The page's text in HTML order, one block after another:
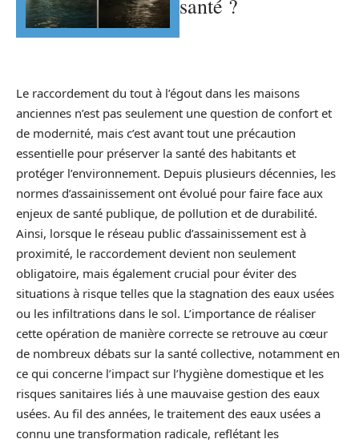
santé ?
Le raccordement du tout à l’égout dans les maisons
anciennes n’est pas seulement une question de confort et
de modernité, mais c’est avant tout une précaution
essentielle pour préserver la santé des habitants et
protéger l’environnement. Depuis plusieurs décennies, les
normes d’assainissement ont évolué pour faire face aux
enjeux de santé publique, de pollution et de durabilité.
Ainsi, lorsque le réseau public d’assainissement est à
proximité, le raccordement devient non seulement
obligatoire, mais également crucial pour éviter des
situations à risque telles que la stagnation des eaux usées
ou les infiltrations dans le sol. L’importance de réaliser
cette opération de manière correcte se retrouve au cœur
de nombreux débats sur la santé collective, notamment en
ce qui concerne l’impact sur l’hygiène domestique et les
risques sanitaires liés à une mauvaise gestion des eaux
usées. Au fil des années, le traitement des eaux usées a
connu une transformation radicale, reflétant les